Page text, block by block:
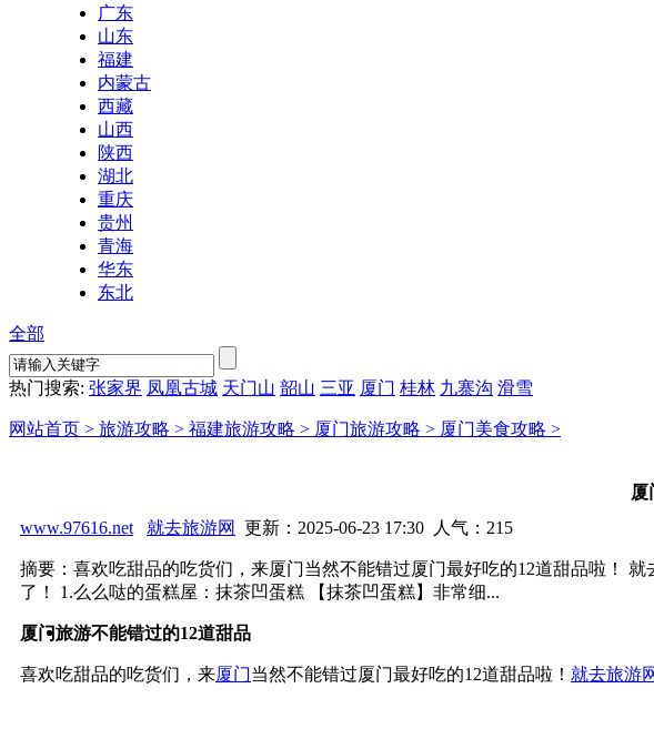
广东
山东
福建
内蒙古
西藏
山西
陕西
湖北
重庆
贵州
青海
华东
东北
全部
热门搜索: 张家界 凤凰古城 天门山 韶山 三亚 厦门 桂林 九寨沟 滑雪
网站首页 > 旅游攻略 > 福建旅游攻略 > 厦门旅游攻略 > 厦门美食攻略 >
厦
www.97616.net
就去旅游网 更新：2025-06-23 17:30 人气： 215
摘要：喜欢吃甜品的吃货们，来厦门当然不能错过厦门最好吃的12道甜品啦！
了！ 1.么么哒的蛋糕屋：抹茶凹蛋糕 【抹茶凹蛋糕】非常细...
厦门旅游不能错过的12道甜品
喜欢吃甜品的吃货们，来厦门当然不能错过厦门最好吃的12道甜品啦！ 就去旅游